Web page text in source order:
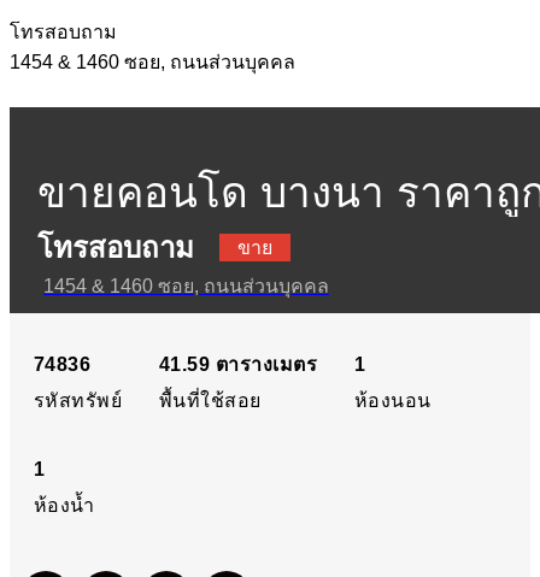
โทรสอบถาม
1454 & 1460 ซอย, ถนนส่วนบุคคล
ขายคอนโด บางนา ราคาถู
โทรสอบถาม
ขาย
1454 & 1460 ซอย, ถนนส่วนบุคคล
74836
รหัสทรัพย์
41.59 ตารางเมตร
พื้นที่ใช้สอย
1
ห้องนอน
1
ห้องน้ำ